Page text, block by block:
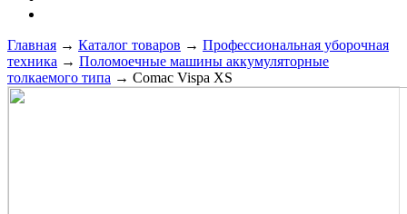
Главная → Каталог товаров → Профессиональная уборочная
техника → Поломоечные машины аккумуляторные
толкаемого типа → Comac Vispa XS